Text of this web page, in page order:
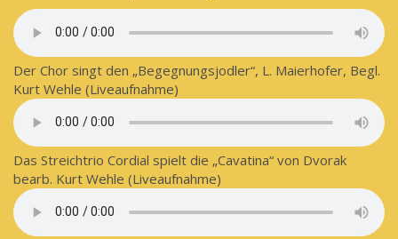
Der Chor singt den „Begegnungsjodler“, L. Maierhofer, Begl.
Kurt Wehle (Liveaufnahme)
Das Streichtrio Cordial spielt die „Cavatina“ von Dvorak
bearb. Kurt Wehle (Liveaufnahme)